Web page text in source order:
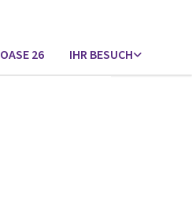
OASE 26 IHR BESUCH